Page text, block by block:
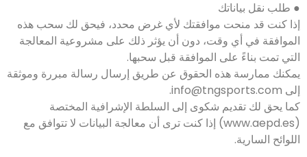
● طلب نقل بياناتك
إذا كنت قد منحت موافقتك لأي غرض محدد، فيحق لك سحب هذه
الموافقة في أي وقت، دون أن يؤثر ذلك على مشروعية المعالجة
التي تمت بناءً على الموافقة قبل سحبها.
يمكنك ممارسة هذه الحقوق عن طريق إرسال رسالة مبررة وموثقة
إلى info@tngsports.com.
كما يحق لك تقديم شكوى إلى السلطة الإشرافية المختصة
(www.aepd.es) إذا كنت ترى أن معالجة البيانات لا تتوافق مع
اللوائح السارية.